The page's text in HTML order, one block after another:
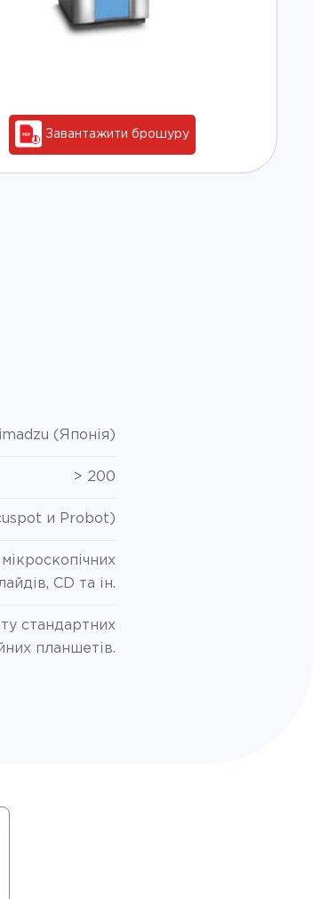
Завантажити брошуру
(Японія)
> 200
и Probot)
CD та ін.
стандартних
планшетів.